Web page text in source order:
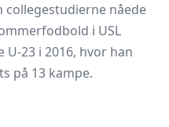
nåede
i USL
U-23 i 2016, hvor han
på 13 kampe.